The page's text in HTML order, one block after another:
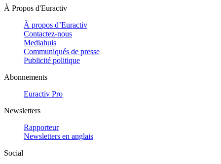
À Propos d'Euractiv
À propos d’Euractiv
Contactez-nous
Mediahuis
Communiqués de presse
Publicité politique
Abonnements
Euractiv Pro
Newsletters
Rapporteur
Newsletters en anglais
Social